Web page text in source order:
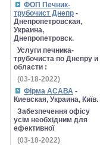
ФОП Печник-
трубочист Днепр -
Днепропетровская,
Украина,
Днепропетровск.
Услуги печника-
трубочиста по Днепру и
области :
(03-18-2022)
Фірма АСАВА -
Киевская, Украина, Київ.
Забезпечення офісу
усім необхідним для
ефективної
(03-18-2022)